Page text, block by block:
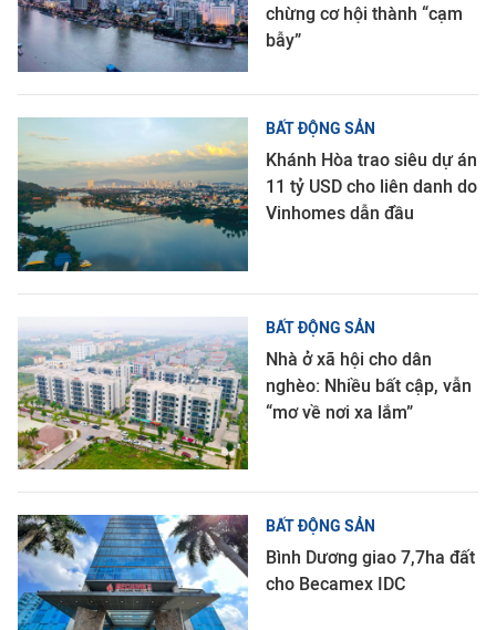
chừng cơ hội thành “cạm
bẫy”
BẤT ĐỘNG SẢN
Khánh Hòa trao siêu dự án
11 tỷ USD cho liên danh do
Vinhomes dẫn đầu
BẤT ĐỘNG SẢN
Nhà ở xã hội cho dân
nghèo: Nhiều bất cập, vẫn
“mơ về nơi xa lắm”
BẤT ĐỘNG SẢN
Bình Dương giao 7,7ha đất
cho Becamex IDC